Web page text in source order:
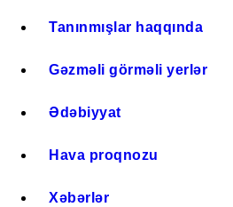
Tanınmışlar haqqında
Gəzməli görməli yerlər
Ədəbiyyat
Hava proqnozu
Xəbərlər